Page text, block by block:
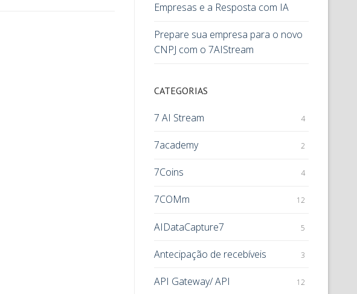
Empresas e a Resposta com IA
Prepare sua empresa para o novo
CNPJ com o 7AIStream
CATEGORIAS
7 AI Stream 4
7academy 2
7Coins 4
7COMm 12
AIDataCapture7 5
Antecipação de recebíveis 3
API Gateway/ API 12